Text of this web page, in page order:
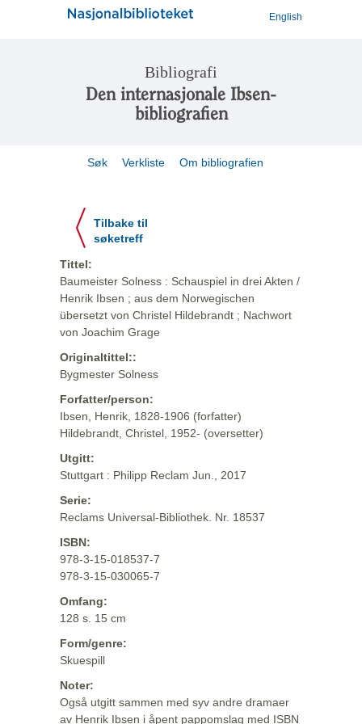
English
Bibliografi
Den internasjonale Ibsen-
bibliografien
Søk Verkliste Om bibliografien
Tilbake til
søketreff
Tittel:
Baumeister Solness : Schauspiel in drei Akten /
Henrik Ibsen ; aus dem Norwegischen
übersetzt von Christel Hildebrandt ; Nachwort
von Joachim Grage
Originaltittel::
Bygmester Solness
Forfatter/person:
Ibsen, Henrik, 1828-1906 (forfatter)
Hildebrandt, Christel, 1952- (oversetter)
Utgitt:
Stuttgart : Philipp Reclam Jun., 2017
Serie:
Reclams Universal-Bibliothek. Nr. 18537
ISBN:
978-3-15-018537-7
978-3-15-030065-7
Omfang:
128 s. 15 cm
Form/genre:
Skuespill
Noter:
Også utgitt sammen med syv andre dramaer
av Henrik Ibsen i åpent pappomslag med ISBN